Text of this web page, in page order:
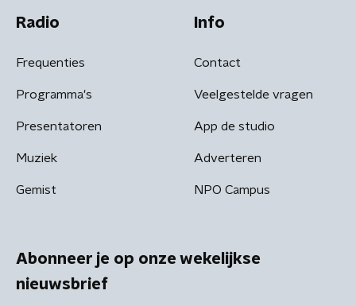
Radio
Frequenties
Programma's
Presentatoren
Muziek
Gemist
Info
Contact
Veelgestelde vragen
App de studio
Adverteren
NPO Campus
Abonneer je op onze wekelijkse
nieuwsbrief